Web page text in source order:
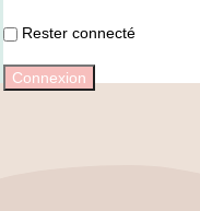
Rester connecté
Connexion